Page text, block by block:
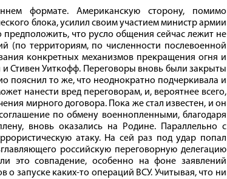
формате. Американскую сторону, помимо
блока, усилил своим участием министр армии
что русло общения сейчас лежит не
(по территориям, по численности послевоенной
конкретных механизмов прекращения огня и
и Стивен Уиткофф. Переговоры вновь были закрыты
пояснил то же, что неоднократно подчеркивала и
нанести вред переговорам, и, вероятнее всего,
мирного договора. Пока же стал известен, и он
по обмену военнопленными, благодаря
вновь оказались на Родине. Параллельно с
атаку. На сей раз под удар попал
российскую переговорную делегацию
это совпадение, особенно на фоне заявлений
о запуске каких-то операций ВСУ. Учитывая, что ни